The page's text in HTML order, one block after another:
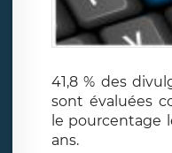
41,8 % des
sont évaluées
le pourcentage
ans.